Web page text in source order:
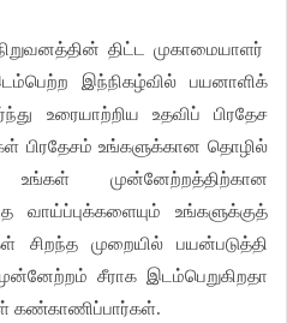
திட்ட முகாமையாளர்
இந்நிகழ்வில் பயனாளிக்
உரையாற்றிய உதவிப் பிரதேச
பிரதேசம் உங்களுக்கான தொழில்
உங்கள் முன்னேற்றத்திற்கான
உங்களுக்குத்
சிறந்த முறையில் பயன்படுத்தி
சீராக இடம்பெறுகிறதா
கண்காணிப்பார்கள்.